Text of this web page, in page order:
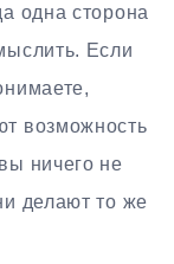
одна сторона
Если
возможность
ничего не
делают то же